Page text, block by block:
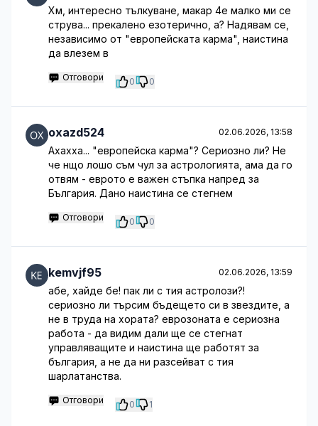
Хм, интересно тълкуване, макар 4е малко ми се
струва... прекалено езотерично, а? Надявам се,
независимо от "европейската карма", наистина
да влезем в
Отговори 0 0
oxazd524 02.06.2026, 13:58
Ахахха... "европейска карма"? Сериозно ли? Не
че нщо лошо съм чул за астрологията, ама да го
отвям - еврото е важен стъпка напред за
България. Дано наистина се стегнем
Отговори 0 0
kemvjf95 02.06.2026, 13:59
абе, хайде бе! пак ли с тия астролози?!
сериозно ли търсим бъдещето си в звездите, а
не в труда на хората? еврозоната е сериозна
работа - да видим дали ще се стегнат
управляващите и наистина ще работят за
българия, а не да ни разсейват с тия
шарлатанства.
Отговори 0 1